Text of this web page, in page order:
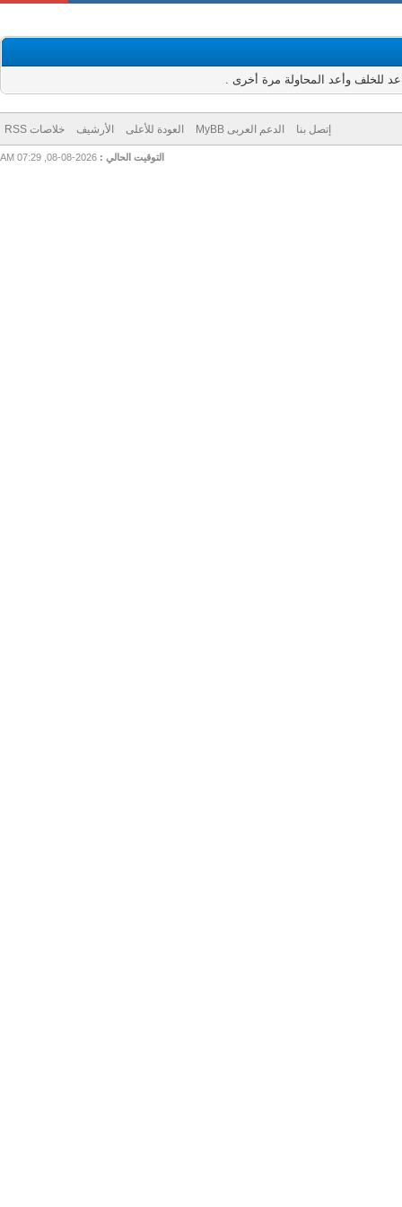
وأعد المحاولة مرة أخرى .
إتصل بنا الدعم العربى MyBB العودة للأعلى الأرشيف خلاصات RSS
التوقيت الحالي :2026-08-08, 07:29 AM